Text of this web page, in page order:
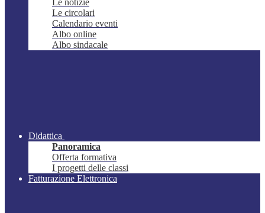
Le notizie
Le circolari
Calendario eventi
Albo online
Albo sindacale
Didattica
Panoramica
Offerta formativa
I progetti delle classi
Fatturazione Elettronica